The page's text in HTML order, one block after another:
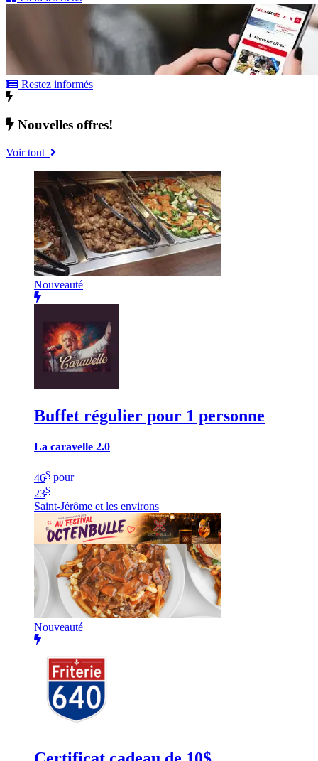
Restez informés
Nouvelles offres!
Voir tout
Nouveauté
Buffet régulier pour 1 personne
La caravelle 2.0
46$ pour
23$
Saint-Jérôme et les environs
Nouveauté